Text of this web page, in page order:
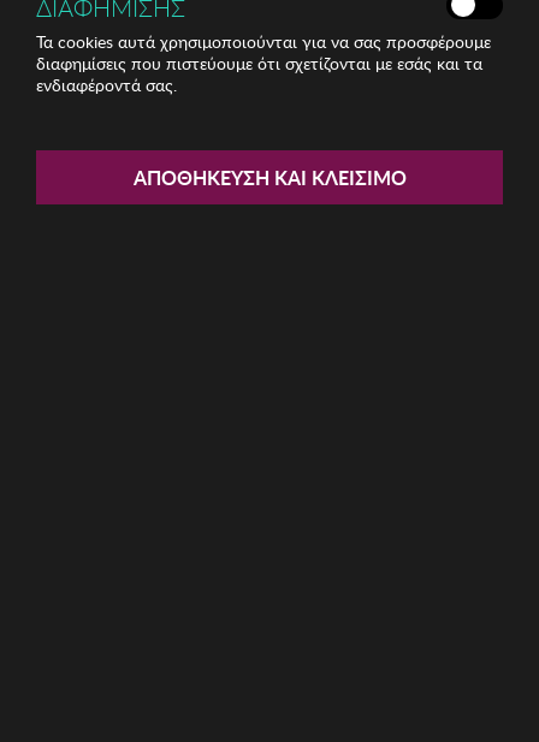
Τραπεζομάντιλο Zsa Zsa Zsu
ΔΙΑΦΗΜΙΣΗΣ
Τα cookies αυτά χρησιμοποιούνται για να σας προσφέρουμε
διαφημίσεις που πιστεύουμε ότι σχετίζονται με εσάς και τα
ενδιαφέροντά σας.
ΑΠΟΘΉΚΕΥΣΗ ΚΑΙ ΚΛΕΊΣΙΜΟ